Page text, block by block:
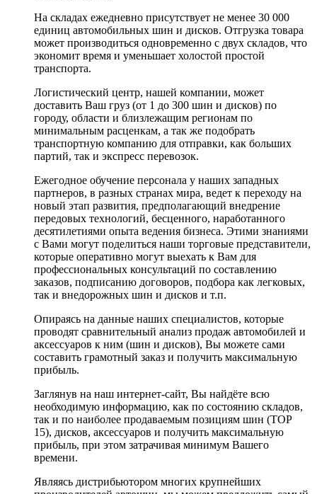
На складах ежедневно присутствует не менее 30 000
единиц автомобильных шин и дисков. Отгрузка товара
может производиться одновременно с двух складов, что
экономит время и уменьшает холостой простой
транспорта.
Логистический центp, нашей компании, может
доставить Ваш груз (от 1 до 300 шин и дисков) по
городу, области и близлежащим регионам по
минимальным расценкам, а так же подобрать
транспортную компанию для отправки, как больших
партий, так и экспресс перевозок.
Ежегодное обучение персонала у наших западных
партнеров, в разных странах мира, ведет к переходу на
новый этап развития, предполагающий внедрение
передовых технологий, бесценного, наработанного
десятилетиями опыта ведения бизнеса. Этими знаниями
с Вами могут поделиться наши торговые представители,
которые оперативно могут выехать к Вам для
профессиональных консультаций по составлению
заказов, подписанию договоров, подбора как легковых,
так и внедорожных шин и дисков и т.п.
Опираясь на данные наших специалистов, которые
проводят сравнительный анализ продаж автомобилей и
аксессуаров к ним (шин и дисков), Вы можете сами
составить грамотный заказ и получить максимальную
прибыль.
Заглянув на наш интернет-сайт, Вы найдёте всю
необходимую информацию, как по состоянию складов,
так и по наиболее продаваемым позициям шин (ТОР
15), дисков, аксессуаров и получить максимальную
прибыль, при этом затрачивая минимум Вашего
времени.
Являясь дистрибьютором многих крупнейших